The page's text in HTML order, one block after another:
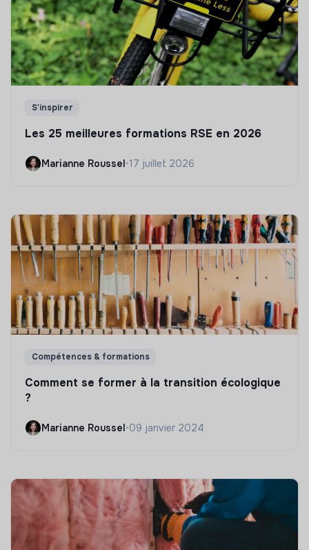
S'inspirer
Les 25 meilleures formations RSE en 2026
Marianne Roussel•17 juillet 2026
Compétences & formations
Comment se former à la transition écologique
?
Marianne Roussel•09 janvier 2024